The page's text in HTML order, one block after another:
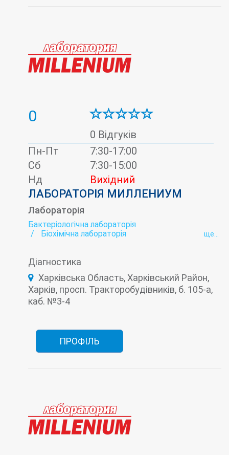
0
0 Відгуків
Пн-Пт
7:30-17:00
Сб
7:30-15:00
Нд
Вихідний
ЛАБОРАТОРІЯ МИЛЛЕНИУМ
Лабораторія
Бактеріологічна лабораторія
Біохімічна лабораторія
Імунологічна лабораторія
Пренатальна (дородова) діагностика
ще...
Діагностика
Харківська Область, Харківський Район,
Харків, просп. Тракторобудівників, б. 105-а,
каб. №3-4
ПРОФІЛЬ